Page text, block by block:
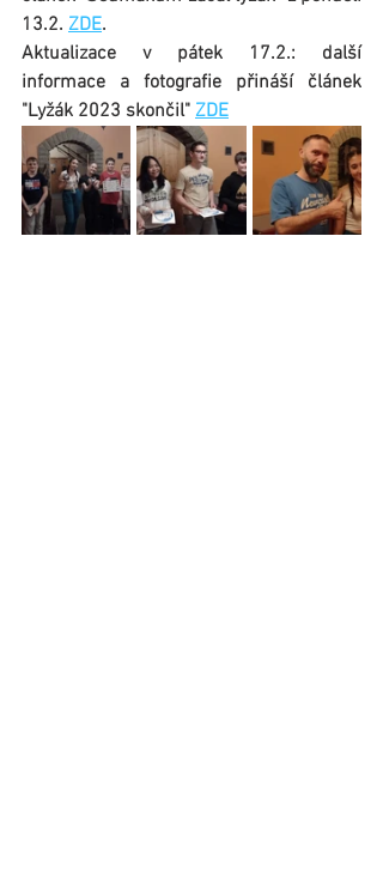
13.2. ZDE.
Aktualizace v pátek 17.2.: další
informace a fotografie přináší článek
"Lyžák 2023 skončil" ZDE